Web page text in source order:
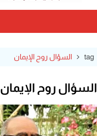
tag السؤال روح الإيمان
السؤال روح الإيمان